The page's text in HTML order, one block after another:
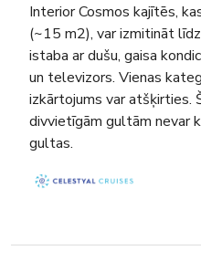
Interior Cosmos kajītēs,
(~15 m2), var izmitināt
istaba ar dušu, gaisa
un televizors. Vienas
izkārtojums var atšķirties.
divvietīgām gultām nevar
gultas.